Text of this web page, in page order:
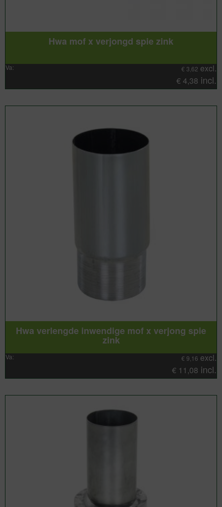
Hwa mof x verjongd spie zink
Va: € 3,62 excl.
€4,38 incl.
Hwa verlengde inwendige mof x verjong spie
zink
Va: € 9,16 excl.
€ 11,08 incl.